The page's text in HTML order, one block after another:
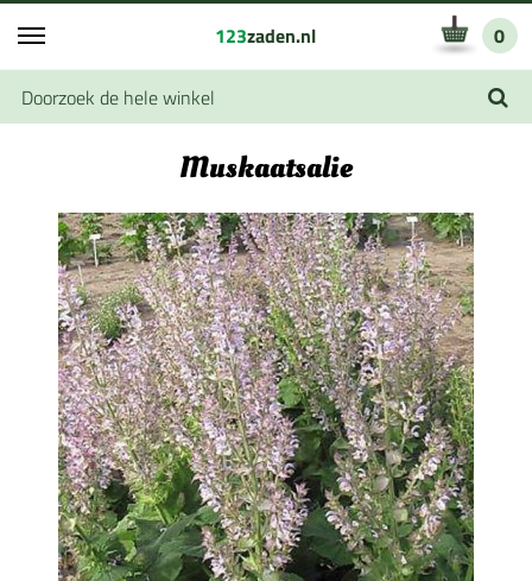
123zaden.nl 0
Muskaatsalie